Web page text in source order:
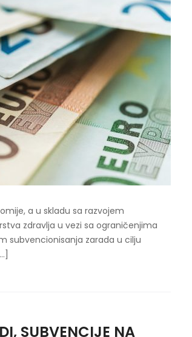
a u skladu sa razvojem
zdravlja u vezi sa ograničenjima
subvencionisanja zarada u cilju
SUBVENCIJE NA